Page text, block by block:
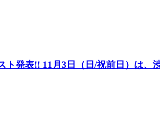
発表!! 11月3日（日/祝前日）は、